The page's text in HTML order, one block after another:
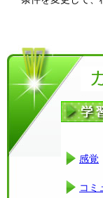
感覚
コミ